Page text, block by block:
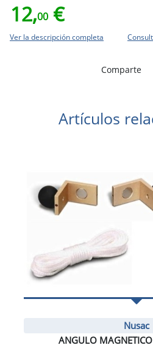
12,00 €
Ver la descripción completa
Comparte
Artículos
Nusac
ANGULO